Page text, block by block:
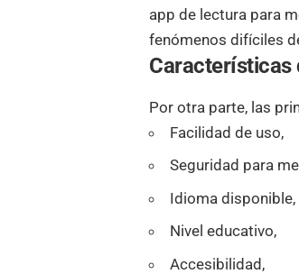
app de lectura para
fenómenos difíciles
Características
Por otra parte, las
Facilidad de uso,
Seguridad para
Idioma disponible,
Nivel educativo,
Accesibilidad,